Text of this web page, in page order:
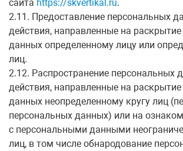
сайта https://skvertikal.ru.
2.11. Предоставление персональных
действия, направленные на
данных определенному лицу или
лиц.
2.12. Распространение
действия, направленные на
данных неопределенному кругу лиц
персональных данных) или на
с персональными данными
лиц, в том числе обнародование